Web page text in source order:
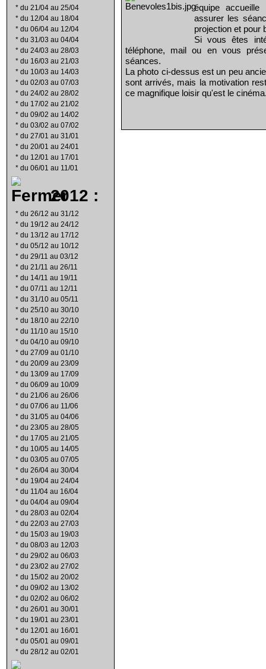
* du 21/04 au 25/04
* du 12/04 au 18/04
* du 06/04 au 12/04
* du 31/03 au 04/04
* du 24/03 au 28/03
* du 16/03 au 21/03
* du 10/03 au 14/03
* du 02/03 au 07/03
* du 24/02 au 28/02
* du 17/02 au 21/02
* du 09/02 au 14/02
* du 03/02 au 07/02
* du 27/01 au 31/01
* du 20/01 au 24/01
* du 12/01 au 17/01
* du 06/01 au 11/01
2012 :
* du 26/12 au 31/12
* du 19/12 au 24/12
* du 13/12 au 17/12
* du 05/12 au 10/12
* du 29/11 au 03/12
* du 21/11 au 26/11
* du 14/11 au 19/11
* du 07/11 au 12/11
* du 31/10 au 05/11
* du 25/10 au 30/10
* du 18/10 au 22/10
* du 11/10 au 15/10
* du 04/10 au 09/10
* du 27/09 au 01/10
* du 20/09 au 23/09
* du 13/09 au 17/09
* du 06/09 au 10/09
* du 21/06 au 26/06
* du 07/06 au 11/06
* du 31/05 au 04/06
* du 23/05 au 28/05
* du 17/05 au 21/05
* du 10/05 au 14/05
* du 03/05 au 07/05
* du 26/04 au 30/04
* du 19/04 au 24/04
* du 11/04 au 16/04
* du 04/04 au 09/04
* du 28/03 au 02/04
* du 22/03 au 27/03
* du 15/03 au 19/03
* du 08/03 au 12/03
* du 29/02 au 06/03
* du 23/02 au 27/02
* du 15/02 au 20/02
* du 09/02 au 13/02
* du 02/02 au 06/02
* du 26/01 au 30/01
* du 19/01 au 23/01
* du 12/01 au 16/01
* du 05/01 au 09/01
* du 28/12 au 02/01
équipe
assurer les
projection et pour
Si vous êtes
téléphone, mail ou en vous
séances.
La photo ci-dessus est un peu
sont arrivés, mais la motivation
ce magnifique loisir qu'est le